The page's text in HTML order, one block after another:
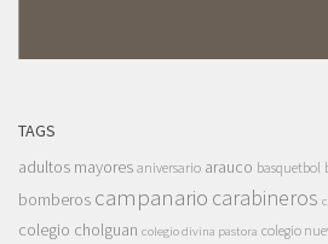
TAGS
adultos mayores aniversario arauco basquetbol
bomberos campanario carabineros
colegio cholguan colegio divina pastora colegio